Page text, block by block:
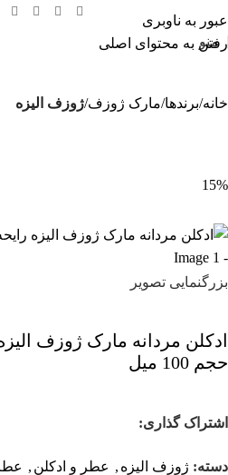
عبور به ناوبری
رفتن به محتوای اصلی
منو
خانه برندها مارک ژوزف ژوزف الیزه
15%
بزرگنمایی تصویر
حجم 100 میل
اشتراک گذاری:
دسته: ژوزف الیزه , عطر و ادکلن ,